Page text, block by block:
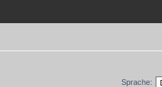
Sprache: